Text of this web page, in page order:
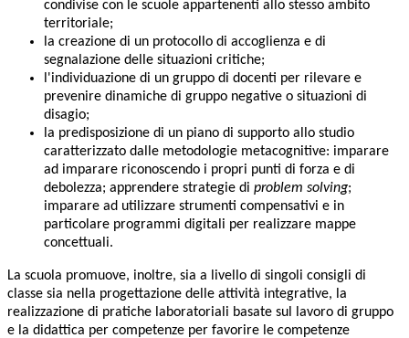
condivise con le scuole appartenenti allo stesso ambito
territoriale;
la creazione di un protocollo di accoglienza e di
segnalazione delle situazioni critiche;
l'individuazione di un gruppo di docenti per rilevare e
prevenire dinamiche di gruppo negative o situazioni di
disagio;
la predisposizione di un piano di supporto allo studio
caratterizzato dalle metodologie metacognitive: imparare
ad imparare riconoscendo i propri punti di forza e di
debolezza; apprendere strategie di problem solving;
imparare ad utilizzare strumenti compensativi e in
particolare programmi digitali per realizzare mappe
concettuali.
La scuola promuove, inoltre, sia a livello di singoli consigli di
classe sia nella progettazione delle attività integrative, la
realizzazione di pratiche laboratoriali basate sul lavoro di gruppo
e la didattica per competenze per favorire le competenze